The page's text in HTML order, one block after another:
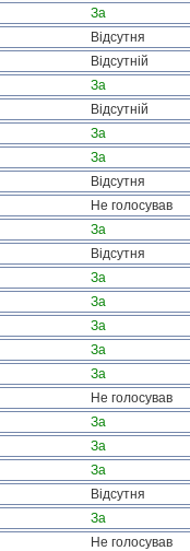
За
Відсутня
Відсутній
За
Відсутній
За
За
Відсутня
Не голосував
За
Відсутня
За
За
За
За
За
Не голосував
За
За
За
Відсутня
За
Не голосував